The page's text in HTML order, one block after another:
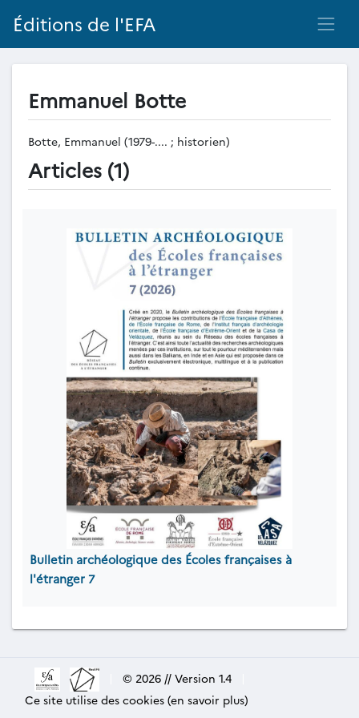
Éditions de l'EFA
Emmanuel Botte
Botte, Emmanuel (1979-.... ; historien)
Articles (1)
Bulletin archéologique des Écoles françaises à
l'étranger 7
© 2026 // Version 1.4
Ce site utilise des cookies (en savoir plus)